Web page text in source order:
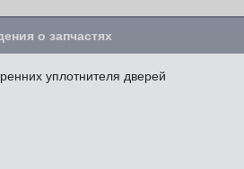
о запчастях
уплотнителя дверей